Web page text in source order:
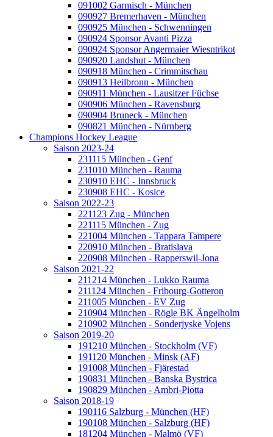
091002 Garmisch - München
090927 Bremerhaven - München
090925 München - Schwenningen
090924 Sponsor Avanti Pizza
090924 Sponsor Angermaier Wiesntrikot
090920 Landshut - München
090918 München - Crimmitschau
090913 Heilbronn - München
090911 München - Lausitzer Füchse
090906 München - Ravensburg
090904 Bruneck - München
090821 München - Nürnberg
Champions Hockey League
Saison 2023-24
231115 München - Genf
231010 München - Rauma
230910 EHC - Innsbruck
230908 EHC - Kosice
Saison 2022-23
221123 Zug - München
221115 München - Zug
221004 München - Tappara Tampere
220910 München - Bratislava
220908 München - Rapperswil-Jona
Saison 2021-22
211214 München - Lukko Rauma
211124 München - Fribourg-Gotteron
211005 München - EV Zug
210904 München - Rögle BK Ängelholm
210902 München - Sonderjyske Vojens
Saison 2019-20
191210 München - Stockholm (VF)
191120 München - Minsk (AF)
191008 München - Fjärestad
190831 München - Banska Bystrica
190829 München - Ambri-Piotta
Saison 2018-19
190116 Salzburg - München (HF)
190108 München - Salzburg (HF)
181204 München - Malmö (VF)